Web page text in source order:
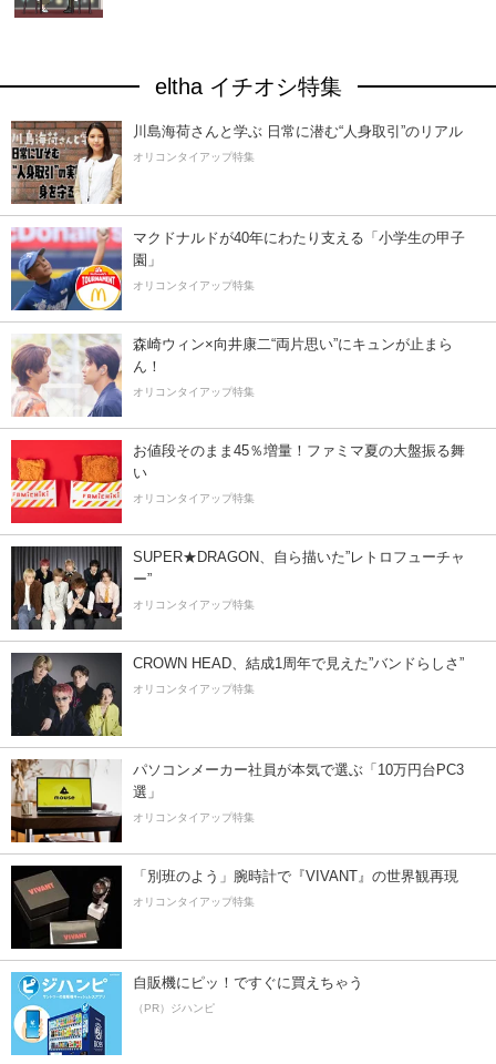
eltha イチオシ特集
川島海荷さんと学ぶ 日常に潜む“人身取引”のリアル
オリコンタイアップ特集
マクドナルドが40年にわたり支える「小学生の甲子
園」
オリコンタイアップ特集
森崎ウィン×向井康二“両片思い”にキュンが止まら
ん！
オリコンタイアップ特集
お値段そのまま45％増量！ファミマ夏の大盤振る舞
い
オリコンタイアップ特集
SUPER★DRAGON、自ら描いた”レトロフューチャ
ー”
オリコンタイアップ特集
CROWN HEAD、結成1周年で見えた”バンドらしさ”
オリコンタイアップ特集
パソコンメーカー社員が本気で選ぶ「10万円台PC3
選」
オリコンタイアップ特集
「別班のよう」腕時計で『VIVANT』の世界観再現
オリコンタイアップ特集
自販機にピッ！ですぐに買えちゃう
（PR）ジハンピ